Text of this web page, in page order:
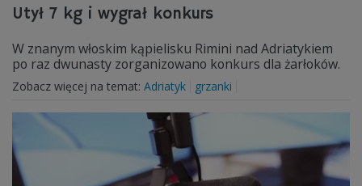
Utył 7 kg i wygrał konkurs
W znanym włoskim kąpielisku Rimini nad Adriatykiem
po raz dwunasty zorganizowano konkurs dla żarłoków.
Zobacz więcej na temat: Adriatyk grzanki